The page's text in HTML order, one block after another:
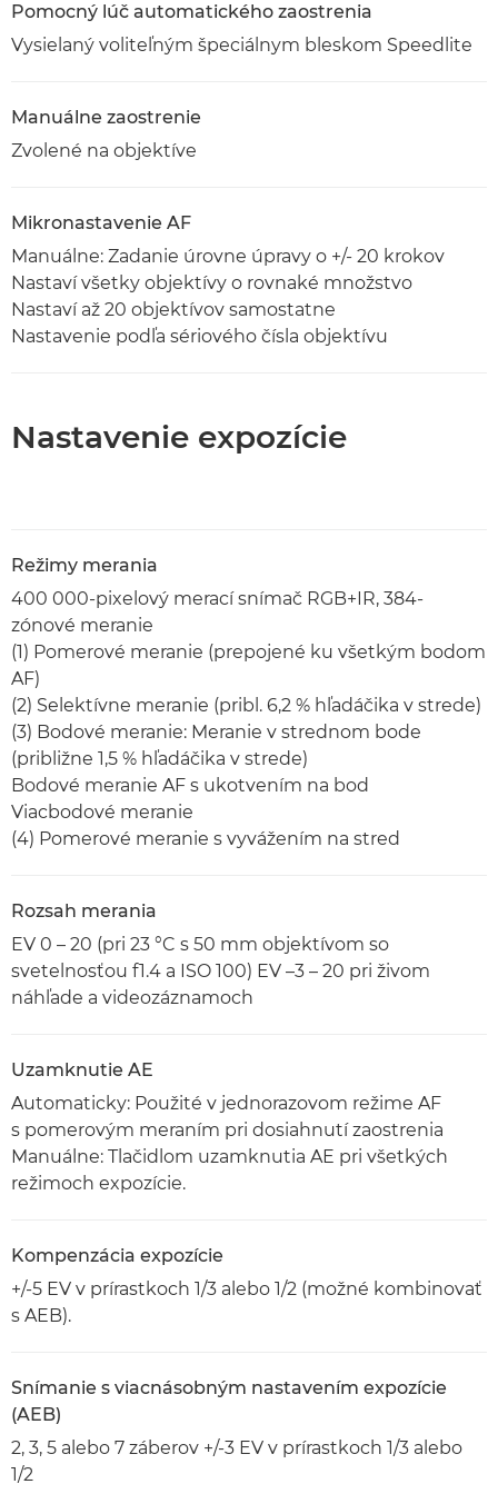
Pomocný lúč automatického zaostrenia
Vysielaný voliteľným špeciálnym bleskom Speedlite
Manuálne zaostrenie
Zvolené na objektíve
Mikronastavenie AF
Manuálne: Zadanie úrovne úpravy o +/- 20 krokov
Nastaví všetky objektívy o rovnaké množstvo
Nastaví až 20 objektívov samostatne
Nastavenie podľa sériového čísla objektívu
Nastavenie expozície
Režimy merania
400 000-pixelový merací snímač RGB+IR, 384-
zónové meranie
(1) Pomerové meranie (prepojené ku všetkým bodom
AF)
(2) Selektívne meranie (pribl. 6,2 % hľadáčika v strede)
(3) Bodové meranie: Meranie v strednom bode
(približne 1,5 % hľadáčika v strede)
Bodové meranie AF s ukotvením na bod
Viacbodové meranie
(4) Pomerové meranie s vyvážením na stred
Rozsah merania
EV 0 – 20 (pri 23 °C s 50 mm objektívom so
svetelnosťou f1.4 a ISO 100) EV –3 – 20 pri živom
náhľade a videozáznamoch
Uzamknutie AE
Automaticky: Použité v jednorazovom režime AF
s pomerovým meraním pri dosiahnutí zaostrenia
Manuálne: Tlačidlom uzamknutia AE pri všetkých
režimoch expozície.
Kompenzácia expozície
+/-5 EV v prírastkoch 1/3 alebo 1/2 (možné kombinovať
s AEB).
Snímanie s viacnásobným nastavením expozície
(AEB)
2, 3, 5 alebo 7 záberov +/-3 EV v prírastkoch 1/3 alebo
1/2